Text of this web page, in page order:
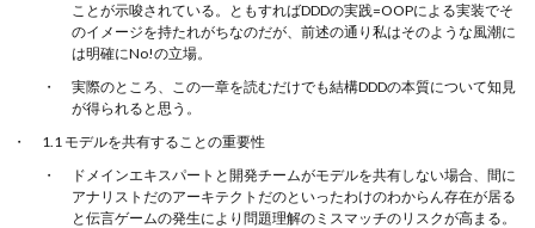
ことが示唆されている。ともすればDDDの実践=OOPによる実装でそ
のイメージを持たれがちなのだが、前述の通り私はそのような風潮に
は明確にNo!の立場。
実際のところ、この一章を読むだけでも結構DDDの本質について知見
が得られると思う。
1.1 モデルを共有することの重要性
ドメインエキスパートと開発チームがモデルを共有しない場合、間に
アナリストだのアーキテクトだのといったわけのわからん存在が居る
と伝言ゲームの発生により問題理解のミスマッチのリスクが高まる。